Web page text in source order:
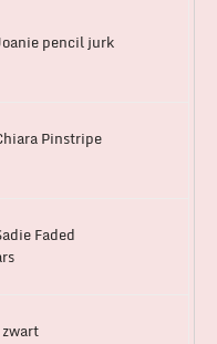
pencil jurk
Pinstripe
Faded